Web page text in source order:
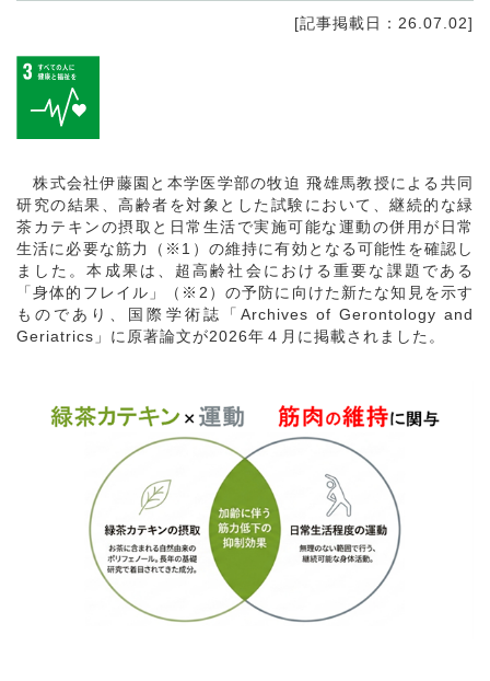
[記事掲載日：26.07.02]
株式会社伊藤園と本学医学部の牧迫 飛雄馬教授による共同
研究の結果、高齢者を対象とした試験において、継続的な緑
茶カテキンの摂取と日常生活で実施可能な運動の併用が日常
生活に必要な筋力（※ 1 ）の維持に有効となる可能性を確認し
ました。本成果は、超高齢社会における重要な課題である
「身体的フレイル」（ ※2 ）の予防に向けた新たな知見を示す
ものであり、国際学術誌「 Archives of Gerontology and
Geriatrics 」に原著論文が2026年４月に掲載されました。